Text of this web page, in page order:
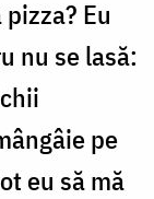
Eu
nu se lasă:
pe
eu să mă